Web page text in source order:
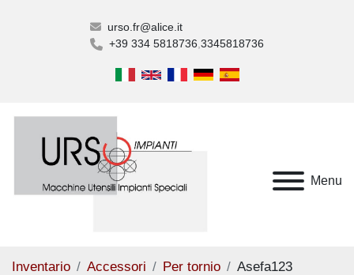
urso.fr@alice.it
+39 334 5818736 3345818736
Menu
Inventario Accessori Per tornio Asefa123